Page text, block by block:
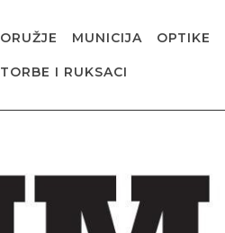
ORUŽJE MUNICIJA OPTIKE
TORBE I RUKSACI